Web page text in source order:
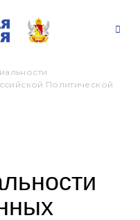
Политической